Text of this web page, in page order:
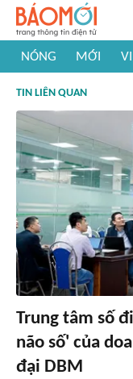
NÓNG MỚI
#Khám phá thế giới
TIN LIÊN QUAN
Trung tâm số
não số' của
đại DBM